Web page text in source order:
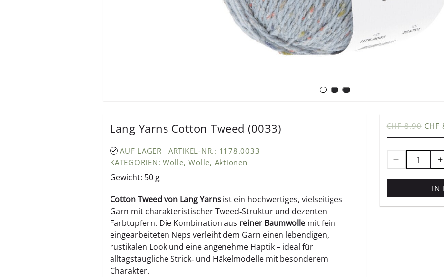
Lang Yarns Cotton Tweed (0033)
AUF LAGER
ARTIKEL-NR.: 1178.0033
KATEGORIEN: Wolle,Wolle, Aktionen
Gewicht: 50 g
Cotton Tweed von Lang Yarns ist ein hochwertiges, vielseitiges
Garn mit charakteristischer Tweed‑Struktur und dezenten
Farbtupfern. Die Kombination aus reiner Baumwolle mit fein
eingearbeiteten Neps verleiht dem Garn einen lebendigen,
rustikalen Look und eine angenehme Haptik – ideal für
alltagstaugliche Strick‑ und Häkelmodelle mit besonderem
Charakter.
CHF 8.90 CHF
IN